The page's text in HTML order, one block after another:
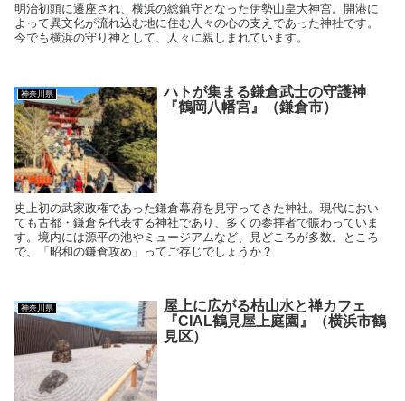
明治初頭に遷座され、横浜の総鎮守となった伊勢山皇大神宮。開港に
よって異文化が流れ込む地に住む人々の心の支えであった神社です。
今でも横浜の守り神として、人々に親しまれています。
神奈川県
ハトが集まる鎌倉武士の守護神
『鶴岡八幡宮』（鎌倉市）
史上初の武家政権であった鎌倉幕府を見守ってきた神社。現代におい
ても古都・鎌倉を代表する神社であり、多くの参拝者で賑わっていま
す。境内には源平の池やミュージアムなど、見どころが多数。ところ
で、「昭和の鎌倉攻め」ってご存じでしょうか？
神奈川県
屋上に広がる枯山水と禅カフェ
『CIAL鶴見屋上庭園』（横浜市鶴
見区）